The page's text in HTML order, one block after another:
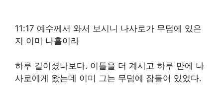
11:17 예수께서 와서 보시니 나사로가 무덤에 있은
지 이미 나흘이라
하루 길이셨나보다. 이틀을 더 계시고 하루 만에 나
사로에게 왔는데 이미 그는 무덤에 잠들어 있었다.